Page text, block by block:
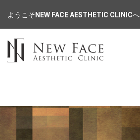
ようこそNEW FACE AESTHETIC CLINICへ